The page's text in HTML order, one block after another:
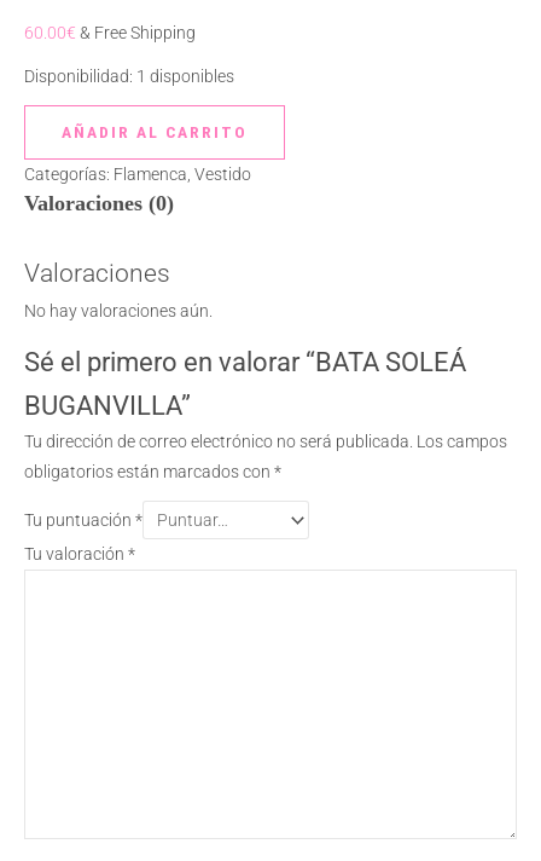
60.00€ & Free Shipping
Disponibilidad: 1 disponibles
AÑADIR AL CARRITO
Categorías: Flamenca Vestido
Valoraciones (0)
Valoraciones
No hay valoraciones aún.
Sé el primero en valorar “BATA SOLEÁ
BUGANVILLA”
Tu dirección de correo electrónico no será publicada. Los campos
obligatorios están marcados con *
Tu puntuación *
Tu valoración *